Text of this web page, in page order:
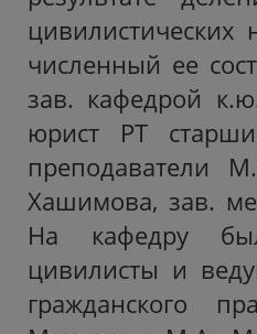
численный ее
зав. кафедрой
юрист РТ
преподаватели
Хашимова, зав.
На кафедру
цивилисты и
гражданского